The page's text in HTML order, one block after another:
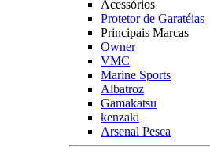
Acessórios
Protetor de Garatéias
Principais Marcas
Owner
VMC
Marine Sports
Albatroz
Gamakatsu
kenzaki
Arsenal Pesca